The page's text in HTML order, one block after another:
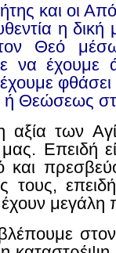
και οι
η
Θεό
να έχουμε
Θεώσεως
αξία των
Επειδή
και
τους,